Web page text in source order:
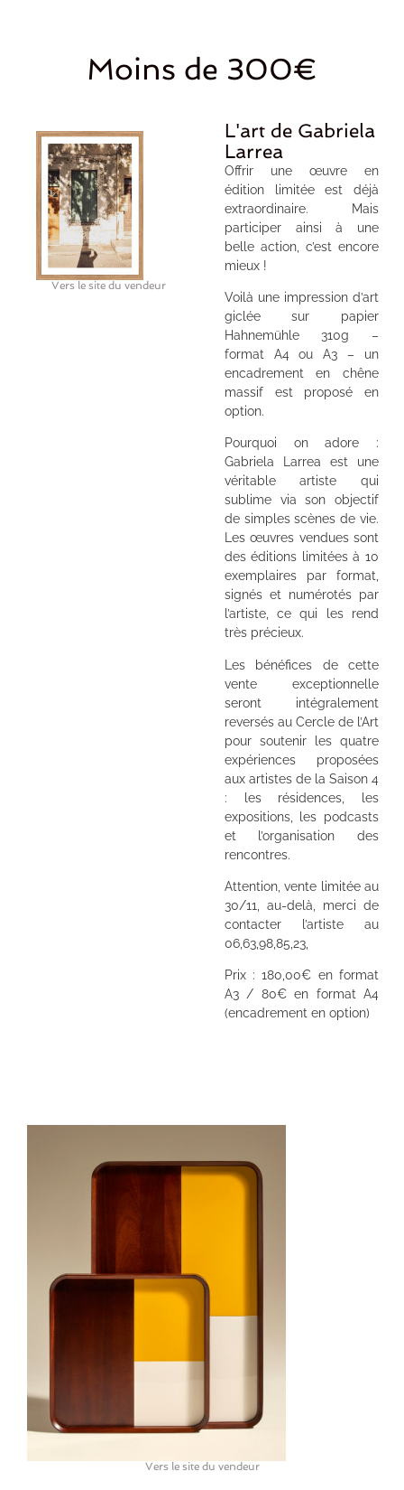
Moins de 300€
Vers le site du vendeur
L'art de Gabriela
Larrea
Offrir une œuvre en
édition limitée est déjà
extraordinaire. Mais
participer ainsi à une
belle action, c’est encore
mieux !
Voilà une impression d’art
giclée sur papier
Hahnemühle 310g –
format A4 ou A3 – un
encadrement en chêne
massif est proposé en
option.
Pourquoi on adore :
Gabriela Larrea est une
véritable artiste qui
sublime via son objectif
de simples scènes de vie.
Les œuvres vendues sont
des éditions limitées à 10
exemplaires par format,
signés et numérotés par
l’artiste, ce qui les rend
très précieux.
Les bénéfices de cette
vente exceptionnelle
seront intégralement
reversés au Cercle de l’Art
pour soutenir les quatre
expériences proposées
aux artistes de la Saison 4
: les résidences, les
expositions, les podcasts
et l’organisation des
rencontres.
Attention, vente limitée au
30/11, au-delà, merci de
contacter l’artiste au
06,63,98,85,23,
Prix : 180,00€ en format
A3 / 80€ en format A4
(encadrement en option)
Vers le site du vendeur